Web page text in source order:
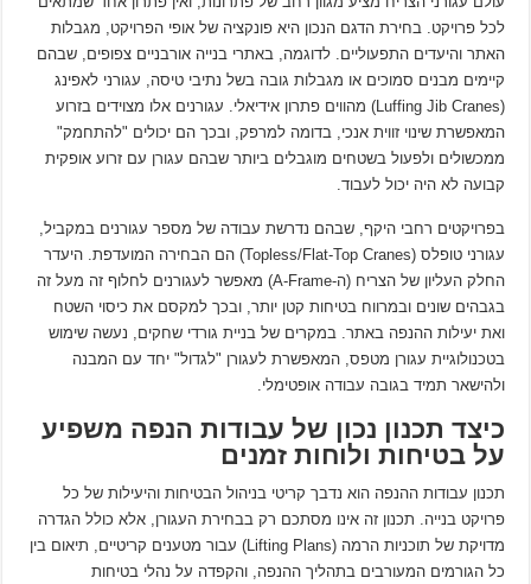
לכל פרויקט. בחירת הדגם הנכון היא פונקציה של אופי הפרויקט, מגבלות
האתר והיעדים התפעוליים. לדוגמה, באתרי בנייה אורבניים צפופים, שבהם
קיימים מבנים סמוכים או מגבלות גובה בשל נתיבי טיסה, עגורני לאפינג
(Luffing Jib Cranes) מהווים פתרון אידיאלי. עגורנים אלו מצוידים בזרוע
המאפשרת שינוי זווית אנכי, בדומה למרפק, ובכך הם יכולים "להתחמק"
ממכשולים ולפעול בשטחים מוגבלים ביותר שבהם עגורן עם זרוע אופקית
קבועה לא היה יכול לעבוד.
בפרויקטים רחבי היקף, שבהם נדרשת עבודה של מספר עגורנים במקביל,
עגורני טופלס (Topless/Flat-Top Cranes) הם הבחירה המועדפת. היעדר
החלק העליון של הצריח (ה-A-Frame) מאפשר לעגורנים לחלוף זה מעל זה
בגבהים שונים ובמרווח בטיחות קטן יותר, ובכך למקסם את כיסוי השטח
ואת יעילות ההנפה באתר. במקרים של בניית גורדי שחקים, נעשה שימוש
בטכנולוגיית עגורן מטפס, המאפשרת לעגורן "לגדול" יחד עם המבנה
ולהישאר תמיד בגובה עבודה אופטימלי.
כיצד תכנון נכון של עבודות הנפה משפיע
על בטיחות ולוחות זמנים
תכנון עבודות ההנפה הוא נדבך קריטי בניהול הבטיחות והיעילות של כל
פרויקט בנייה. תכנון זה אינו מסתכם רק בבחירת העגורן, אלא כולל הגדרה
מדויקת של תוכניות הרמה (Lifting Plans) עבור מטענים קריטיים, תיאום בין
כל הגורמים המעורבים בתהליך ההנפה, והקפדה על נהלי בטיחות